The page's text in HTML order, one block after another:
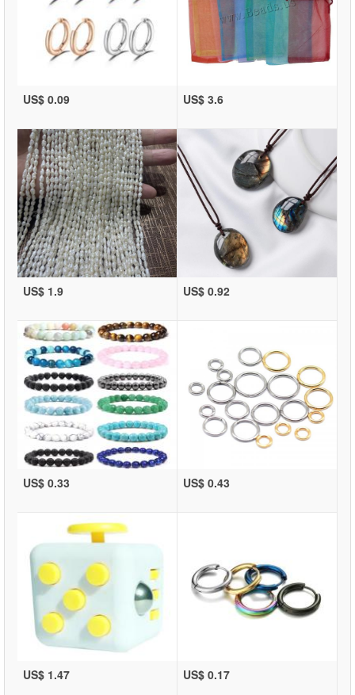
US$ 0.09 US$ 3.6
US$ 1.9 US$ 0.92
US$ 0.33 US$ 0.43
US$ 1.47 US$ 0.17